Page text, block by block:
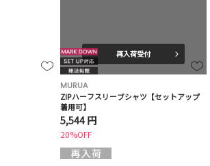
再入荷受付
MURUA
ZIPハーフスリーブシャツ【セットアップ
着用可】
5,544 円
20%OFF